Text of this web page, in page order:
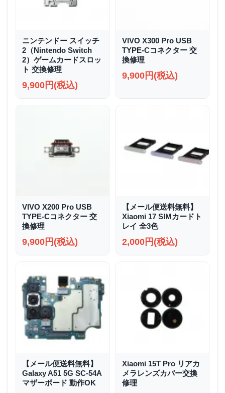
ニンテンドー スイッチ
2（Nintendo Switch
2）ゲームカードスロッ
ト 交換修理
9,900円(税込)
VIVO X300 Pro USB
TYPE-Cコネクター 交
換修理
9,900円(税込)
VIVO X200 Pro USB
TYPE-Cコネクター 交
換修理
9,900円(税込)
【メール便送料無料】
Xiaomi 17 SIMカードト
レイ 全3色
2,000円(税込)
【メール便送料無料】
Galaxy A51 5G SC-54A
マザーボード 動作OK
Xiaomi 15T Pro リアカ
メラレンズカバー交換
修理